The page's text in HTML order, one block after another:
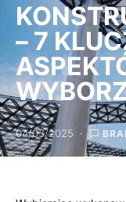
– 7
04/03/2025